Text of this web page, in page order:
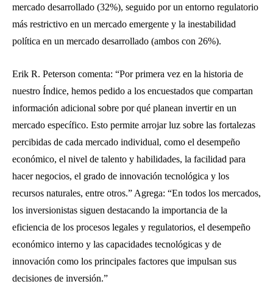
mercado desarrollado (32%), seguido por un entorno regulatorio
más restrictivo en un mercado emergente y la inestabilidad
política en un mercado desarrollado (ambos con 26%).
Erik R. Peterson comenta: “Por primera vez en la historia de
nuestro Índice, hemos pedido a los encuestados que compartan
información adicional sobre por qué planean invertir en un
mercado específico. Esto permite arrojar luz sobre las fortalezas
percibidas de cada mercado individual, como el desempeño
económico, el nivel de talento y habilidades, la facilidad para
hacer negocios, el grado de innovación tecnológica y los
recursos naturales, entre otros.” Agrega: “En todos los mercados,
los inversionistas siguen destacando la importancia de la
eficiencia de los procesos legales y regulatorios, el desempeño
económico interno y las capacidades tecnológicas y de
innovación como los principales factores que impulsan sus
decisiones de inversión.”